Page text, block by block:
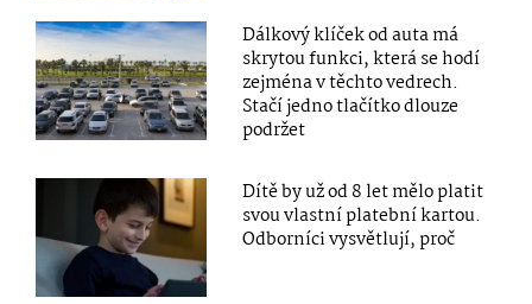
Dálkový klíček od auta má
skrytou funkci, která se hodí
zejména v těchto vedrech.
Stačí jedno tlačítko dlouze
podržet
Dítě by už od 8 let mělo platit
svou vlastní platební kartou.
Odborníci vysvětlují, proč